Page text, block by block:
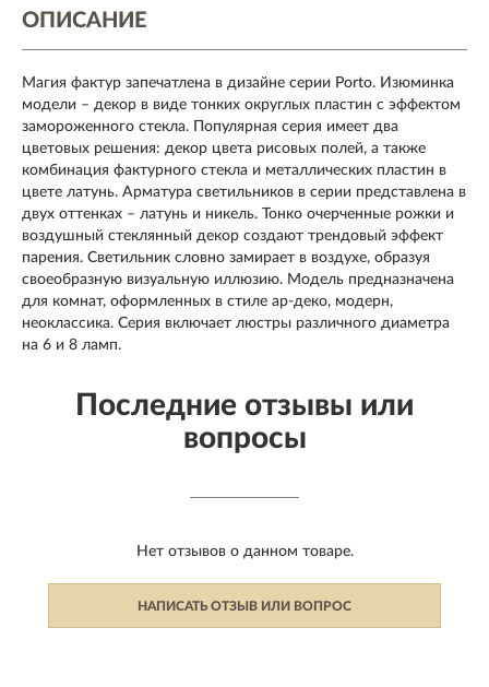
ОПИСАНИЕ
Магия фактур запечатлена в дизайне серии Porto. Изюминка
модели – декор в виде тонких округлых пластин с эффектом
замороженного стекла. Популярная серия имеет два
цветовых решения: декор цвета рисовых полей, а также
комбинация фактурного стекла и металлических пластин в
цвете латунь. Арматура светильников в серии представлена в
двух оттенках – латунь и никель. Тонко очерченные рожки и
воздушный стеклянный декор создают трендовый эффект
парения. Светильник словно замирает в воздухе, образуя
своеобразную визуальную иллюзию. Модель предназначена
для комнат, оформленных в стиле ар-деко, модерн,
неоклассика. Серия включает люстры различного диаметра
на 6 и 8 ламп.
Последние отзывы или
вопросы
Нет отзывов о данном товаре.
НАПИСАТЬ ОТЗЫВ ИЛИ ВОПРОС